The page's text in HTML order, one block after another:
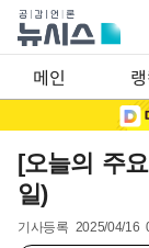
메인
[오늘의 주
일)
기사등록 2025/04/16